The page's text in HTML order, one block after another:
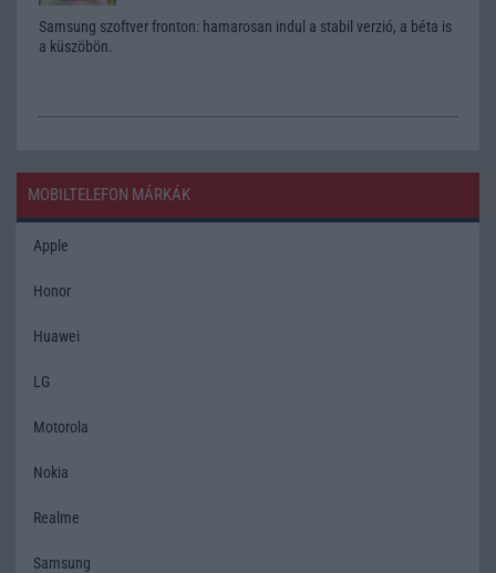
Samsung szoftver fronton: hamarosan indul a stabil verzió, a béta is
a küszöbön.
MOBILTELEFON MÁRKÁK
Apple
Honor
Huawei
LG
Motorola
Nokia
Realme
Samsung